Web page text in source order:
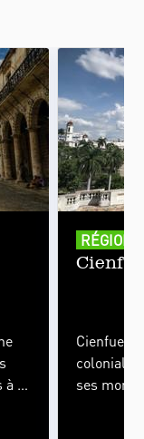
à la
RÉGIONS
coloniale
ses